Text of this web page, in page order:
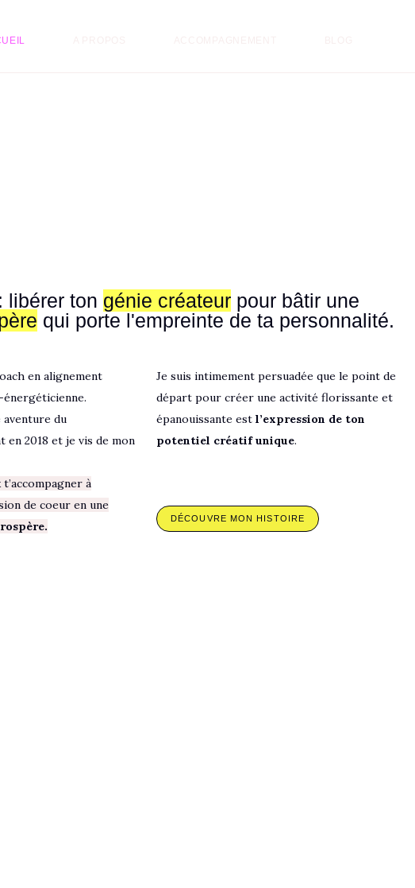
libérer ton génie créateur pour bâtir une
qui porte l'empreinte de ta personnalité.
en alignement
aventure du
2018 et je vis de mon
à
de coeur en une
.
Je suis intimement persuadée que le point de
départ pour créer une activité florissante et
épanouissante est l’expression de ton
potentiel créatif unique.
DÉCOUVRE MON HISTOIRE